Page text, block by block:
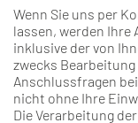
Wenn Sie uns per
lassen, werden Ihre
inklusive der von
zwecks
Anschlussfragen
nicht ohne Ihre
Die Verarbeitung